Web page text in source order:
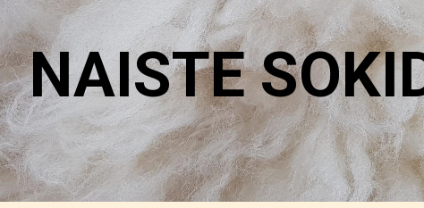
NAISTE